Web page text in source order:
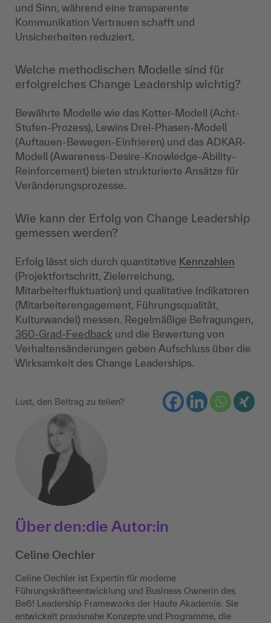
und Sinn, während eine transparente
Kommunikation Vertrauen schafft und
Unsicherheiten reduziert.
Welche methodischen Modelle sind für
erfolgreiches Change Leadership wichtig?
Bewährte Modelle wie das Kotter-Modell (Acht-
Stufen-Prozess), Lewins Drei-Phasen-Modell
(Auftauen-Bewegen-Einfrieren) und das ADKAR-
Modell (Awareness-Desire-Knowledge-Ability-
Reinforcement) bieten strukturierte Ansätze für
Veränderungsprozesse.
Wie kann der Erfolg von Change Leadership
gemessen werden?
Erfolg lässt sich durch quantitative Kennzahlen
(Projektfortschritt, Zielerreichung,
Mitarbeiterfluktuation) und qualitative Indikatoren
(Mitarbeiterengagement, Führungsqualität,
Kulturwandel) messen. Regelmäßige Befragungen,
360-Grad-Feedback und die Bewertung von
Verhaltensänderungen geben Aufschluss über die
Wirksamkeit des Change Leaderships.
Lust, den Beitrag zu teilen?
Über den:die Autor:in
Celine Oechler
Celine Oechler ist Expertin für moderne
Führungskräfteentwicklung und Business Ownerin des
Be6! Leadership Frameworks der Haufe Akademie. Sie
entwickelt praxisnahe Konzepte und Programme, die